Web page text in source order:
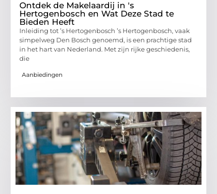
Ontdek de Makelaardij in 's
Hertogenbosch en Wat Deze Stad te
Bieden Heeft
Inleiding tot ’s Hertogenbosch ’s Hertogenbosch, vaak
simpelweg Den Bosch genoemd, is een prachtige stad
in het hart van Nederland. Met zijn rijke geschiedenis,
die
Aanbiedingen